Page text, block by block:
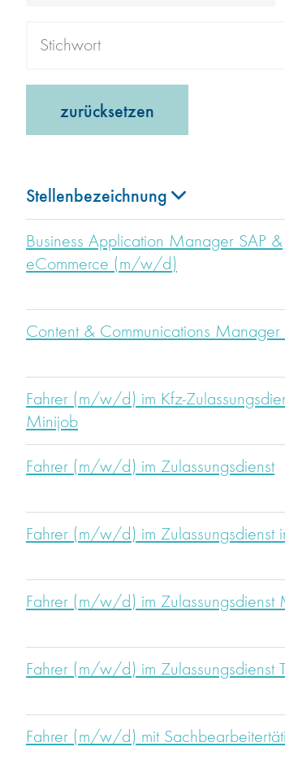
zurücksetzen
Stellenbezeichnung
Business Application Manager SAP &
eCommerce (m/w/d)
Content & Communications
Fahrer (m/w/d) im Kfz-
Minijob
Fahrer (m/w/d) im Zulassungsdienst
Fahrer (m/w/d) im Zulassungsdienst
Fahrer (m/w/d) im Zulassungsdienst
Fahrer (m/w/d) im Zulassungsdienst
Fahrer (m/w/d) mit